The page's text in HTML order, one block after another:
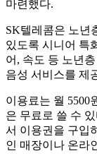
마련했다.
SK텔레콤은 노년
있도록 시니어 특
어, 속도 등 노년
음성 서비스를 제
이용료는 월 5500
은 무료로 쓸 수
서 이용권을 구입
인 매장이나 온라